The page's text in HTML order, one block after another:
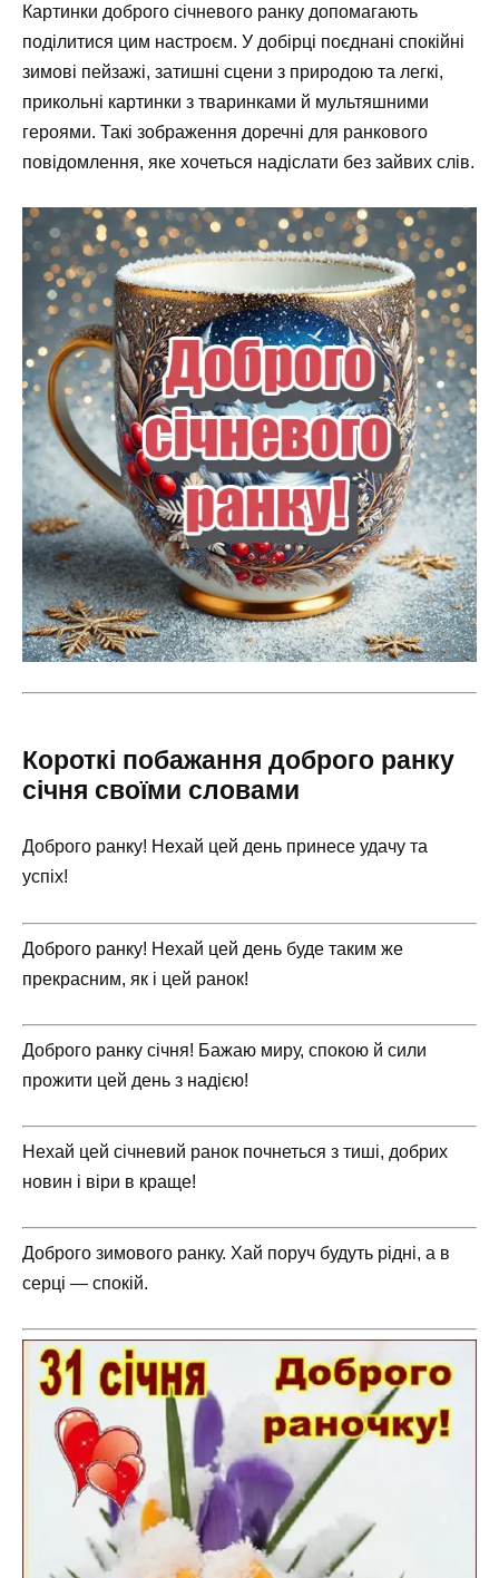
Картинки доброго січневого ранку допомагають
поділитися цим настроєм. У добірці поєднані спокійні
зимові пейзажі, затишні сцени з природою та легкі,
прикольні картинки з тваринками й мультяшними
героями. Такі зображення доречні для ранкового
повідомлення, яке хочеться надіслати без зайвих слів.
Короткі побажання доброго ранку
січня своїми словами
Доброго ранку! Нехай цей день принесе удачу та
успіх!
Доброго ранку! Нехай цей день буде таким же
прекрасним, як і цей ранок!
Доброго ранку січня! Бажаю миру, спокою й сили
прожити цей день з надією!
Нехай цей січневий ранок почнеться з тиші, добрих
новин і віри в краще!
Доброго зимового ранку. Хай поруч будуть рідні, а в
серці — спокій.